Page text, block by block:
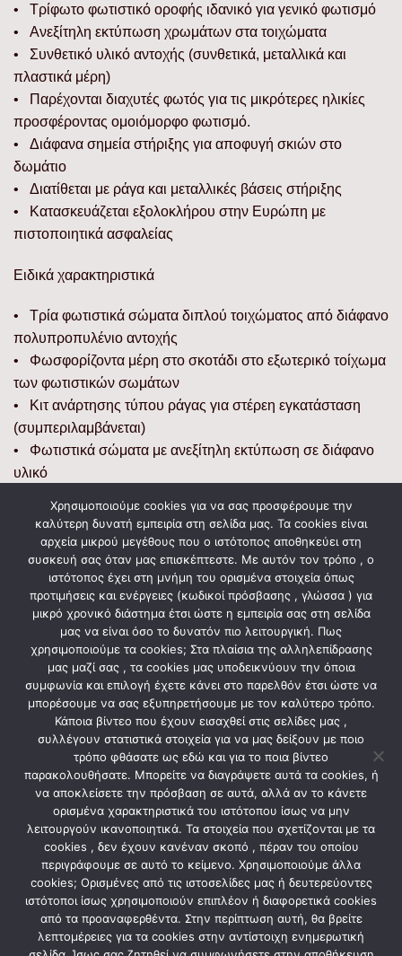
• Τρίφωτο φωτιστικό οροφής ιδανικό για γενικό φωτισμό
• Ανεξίτηλη εκτύπωση χρωμάτων στα τοιχώματα
• Συνθετικό υλικό αντοχής (συνθετικά, μεταλλικά και
πλαστικά μέρη)
• Παρέχονται διαχυτές φωτός για τις μικρότερες ηλικίες
προσφέροντας ομοιόμορφο φωτισμό.
• Διάφανα σημεία στήριξης για αποφυγή σκιών στο
δωμάτιο
• Διατίθεται με ράγα και μεταλλικές βάσεις στήριξης
• Κατασκευάζεται εξολοκλήρου στην Ευρώπη με
πιστοποιητικά ασφαλείας
Ειδικά χαρακτηριστικά
• Τρία φωτιστικά σώματα διπλού τοιχώματος από διάφανο
πολυπροπυλένιο αντοχής
• Φωσφορίζοντα μέρη στο σκοτάδι στο εξωτερικό τοίχωμα
των φωτιστικών σωμάτων
• Κιτ ανάρτησης τύπου ράγας για στέρεη εγκατάσταση
(συμπεριλαμβάνεται)
• Φωτιστικά σώματα με ανεξίτηλη εκτύπωση σε διάφανο
υλικό
Διαστάσεις
• Προϊόντος: 20,5 x 50 x 14 (εκατοστά)
• Συσκευασίας: 18 x 47 x 16 (εκατοστά)
• Βάρος σε συσκευασία: 0,823 kg
ΣΧΕΤΙΚΆ ΠΡΟΪΌΝΤΑ
ΦΩΤΙΣΜΟΣ
ΣΠΟΤ ΜΠΑΡΑ ΤΡΙΠΛΗ GU10
ΛΕΥΚΗ/ ΜΑΥΡΗ
ΦΩΤΙΣΜΟΣ
ΣΠΟΤ ΟΡΟΦΗΣ ΤΡΙΠΛΟ
GU10 S1980 ΛΕΥΚΟ
Χρησιμοποιούμε cookies για να σας προσφέρουμε την
καλύτερη δυνατή εμπειρία στη σελίδα μας. Τα cookies είναι
αρχεία μικρού μεγέθους που ο ιστότοπος αποθηκεύει στη
συσκευή σας όταν μας επισκέπτεστε. Με αυτόν τον τρόπο , ο
ιστότοπος έχει στη μνήμη του ορισμένα στοιχεία όπως
προτιμήσεις και ενέργειες (κωδικοί πρόσβασης , γλώσσα ) για
μικρό χρονικό διάστημα έτσι ώστε η εμπειρία σας στη σελίδα
μας να είναι όσο το δυνατόν πιο λειτουργική. Πως
χρησιμοποιούμε τα cookies; Στα πλαίσια της αλληλεπίδρασης
μας μαζί σας , τα cookies μας υποδεικνύουν την όποια
συμφωνία και επιλογή έχετε κάνει στο παρελθόν έτσι ώστε να
μπορέσουμε να σας εξυπηρετήσουμε με τον καλύτερο τρόπο.
Κάποια βίντεο που έχουν εισαχθεί στις σελίδες μας ,
συλλέγουν στατιστικά στοιχεία για να μας δείξουν με ποιο
τρόπο φθάσατε ως εδώ και για το ποια βίντεο
παρακολουθήσατε. Μπορείτε να διαγράψετε αυτά τα cookies, ή
να αποκλείσετε την πρόσβαση σε αυτά, αλλά αν το κάνετε
ορισμένα χαρακτηριστικά του ιστότοπου ίσως να μην
λειτουργούν ικανοποιητικά. Τα στοιχεία που σχετίζονται με τα
cookies , δεν έχουν κανέναν σκοπό , πέραν του οποίου
περιγράφουμε σε αυτό το κείμενο. Χρησιμοποιούμε άλλα
cookies; Ορισμένες από τις ιστοσελίδες μας ή δευτερεύοντες
ιστότοποι ίσως χρησιμοποιούν επιπλέον ή διαφορετικά cookies
από τα προαναφερθέντα. Στην περίπτωση αυτή, θα βρείτε
λεπτομέρειες για τα cookies στην αντίστοιχη ενημερωτική